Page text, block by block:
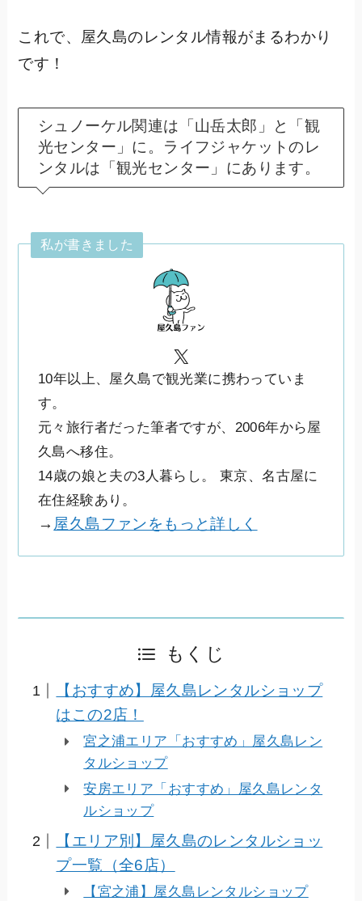
これで、屋久島のレンタル情報がまるわかり
です！
シュノーケル関連は「山岳太郎」と「観
光センター」に。ライフジャケットのレ
ンタルは「観光センター」にあります。
私が書きました
X
10年以上、屋久島で観光業に携わっていま
す。
元々旅行者だった筆者ですが、2006年から屋
久島へ移住。
14歳の娘と夫の3人暮らし。 東京、名古屋に
在住経験あり。
→ 屋久島ファンをもっと詳しく
もくじ
【おすすめ】屋久島レンタルショップ
はこの2店！
宮之浦エリア「おすすめ」屋久島レン
タルショップ
安房エリア「おすすめ」屋久島レンタ
ルショップ
【エリア別】屋久島のレンタルショッ
プ一覧（全6店）
【宮之浦】屋久島レンタルショップ